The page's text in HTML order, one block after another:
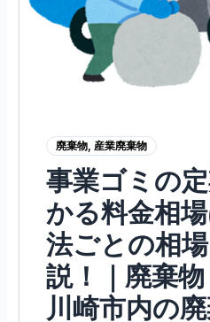
廃棄物, 産業廃棄物
事業ゴミの
かる料金相
法ごとの相
説！｜廃棄物
川崎市内の